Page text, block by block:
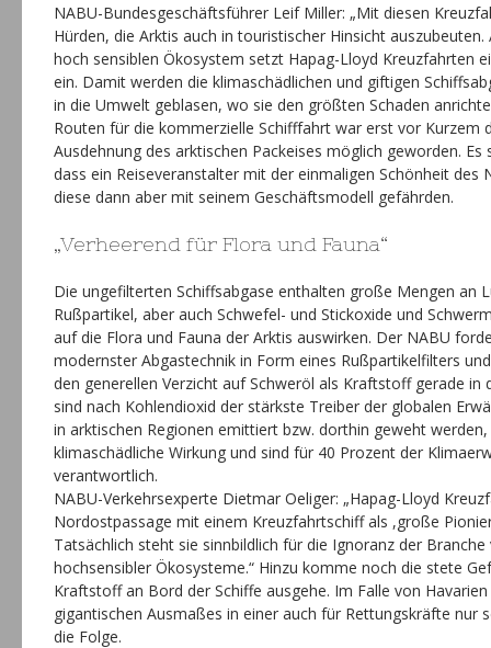
NABU-Bundesgeschäftsführer Leif Miller: „Mit diesen
Hürden, die Arktis auch in touristischer Hinsicht
hoch sensiblen Ökosystem setzt Hapag-Lloyd Kreuzfahrten
ein. Damit werden die klimaschädlichen und giftigen
in die Umwelt geblasen, wo sie den größten Schaden
Routen für die kommerzielle Schifffahrt war erst vor Kurzem
Ausdehnung des arktischen Packeises möglich geworden. Es
dass ein Reiseveranstalter mit der einmaligen Schönheit des
diese dann aber mit seinem Geschäftsmodell gefährden.
„Verheerend für Flora und Fauna“
Die ungefilterten Schiffsabgase enthalten große Mengen an
Rußpartikel, aber auch Schwefel- und Stickoxide und
auf die Flora und Fauna der Arktis auswirken. Der NABU
modernster Abgastechnik in Form eines Rußpartikelfilters
den generellen Verzicht auf Schweröl als Kraftstoff gerade in
sind nach Kohlendioxid der stärkste Treiber der globalen
in arktischen Regionen emittiert bzw. dorthin geweht
klimaschädliche Wirkung und sind für 40 Prozent der
verantwortlich.
NABU-Verkehrsexperte Dietmar Oeliger: „Hapag-Lloyd
Nordostpassage mit einem Kreuzfahrtschiff als ,große
Tatsächlich steht sie sinnbildlich für die Ignoranz der
hochsensibler Ökosysteme.“ Hinzu komme noch die stete
Kraftstoff an Bord der Schiffe ausgehe. Im Falle von
gigantischen Ausmaßes in einer auch für Rettungskräfte nur
die Folge.